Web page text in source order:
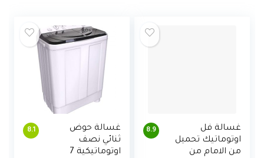
8.9
غسالة فل
اوتوماتيك تحميل
من الامام من
8.1
غسالة حوض
ثنائي نصف
اوتوماتيكية 7